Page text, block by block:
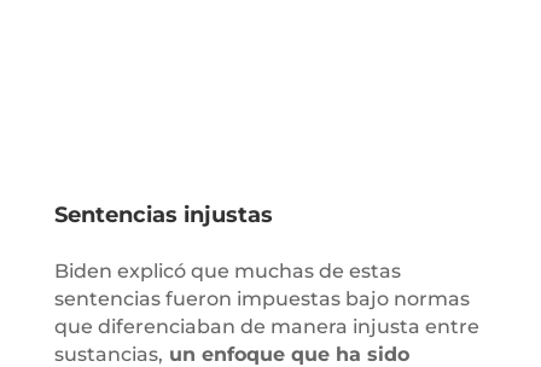
Sentencias injustas
Biden explicó que muchas de estas
sentencias fueron impuestas bajo normas
que diferenciaban de manera injusta entre
sustancias, un enfoque que ha sido